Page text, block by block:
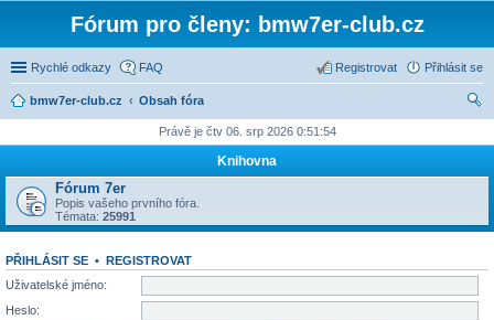
Fórum pro členy: bmw7er-club.cz
Rychlé odkazy FAQ Přihlásit se
Registrovat
bmw7er-club.cz
Obsah fóra
Právě je čtv 06. srp 2026 0:51:54
Knihovna
Fórum 7er
Popis vašeho prvního fóra.
Témata: 25991
PŘIHLÁSIT SE • REGISTROVAT
Uživatelské jméno:
Heslo: